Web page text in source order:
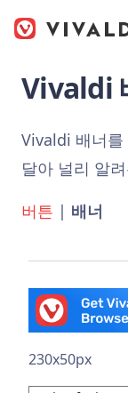
Vivaldi
Vivaldi 배너를
달아 널리 알
버튼 | 배너
230x50px